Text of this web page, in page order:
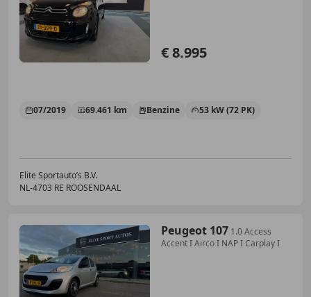
€ 8.995
07/2019 69.461 km Benzine 53 kW (72 PK)
Elite Sportauto’s B.V.
NL-4703 RE ROOSENDAAL
Peugeot 107 1.0 Access
Accent I Airco I NAP I Carplay I